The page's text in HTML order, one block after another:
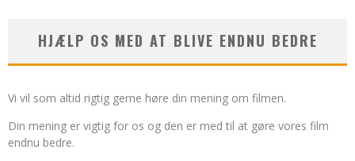
HJÆLP OS MED AT BLIVE ENDNU BEDRE
Vi vil som altid rigtig gerne høre din mening om filmen.
Din mening er vigtig for os og den er med til at gøre vores film
endnu bedre.